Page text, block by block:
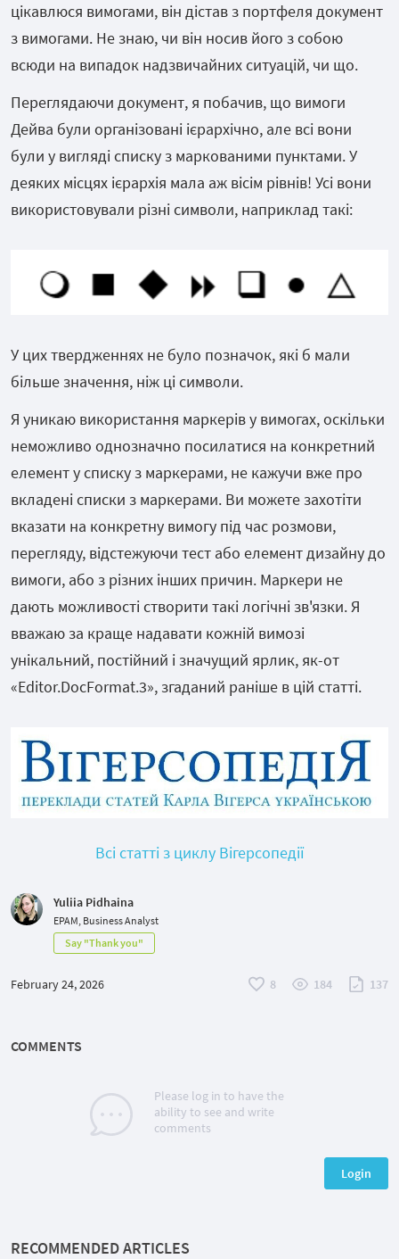
цікавлюся вимогами, він дістав з портфеля документ
з вимогами. Не знаю, чи він носив його з собою
всюди на випадок надзвичайних ситуацій, чи що.
Переглядаючи документ, я побачив, що вимоги
Дейва були організовані ієрархічно, але всі вони
були у вигляді списку з маркованими пунктами. У
деяких місцях ієрархія мала аж вісім рівнів! Усі вони
використовували різні символи, наприклад такі:
У цих твердженнях не було позначок, які б мали
більше значення, ніж ці символи.
Я уникаю використання маркерів у вимогах, оскільки
неможливо однозначно посилатися на конкретний
елемент у списку з маркерами, не кажучи вже про
вкладені списки з маркерами. Ви можете захотіти
вказати на конкретну вимогу під час розмови,
перегляду, відстежуючи тест або елемент дизайну до
вимоги, або з різних інших причин. Маркери не
дають можливості створити такі логічні зв'язки. Я
вважаю за краще надавати кожній вимозі
унікальний, постійний і значущий ярлик, як-от
«Editor.DocFormat.3», згаданий раніше в цій статті.
Всі статті з циклу Вігерсопедії
Yuliia Pidhaina
EPAM, Business Analyst
Say "Thank you"
February 24, 2026 8 184 137
COMMENTS
Please log in to have the
ability to see and write
comments
Login
RECOMMENDED ARTICLES